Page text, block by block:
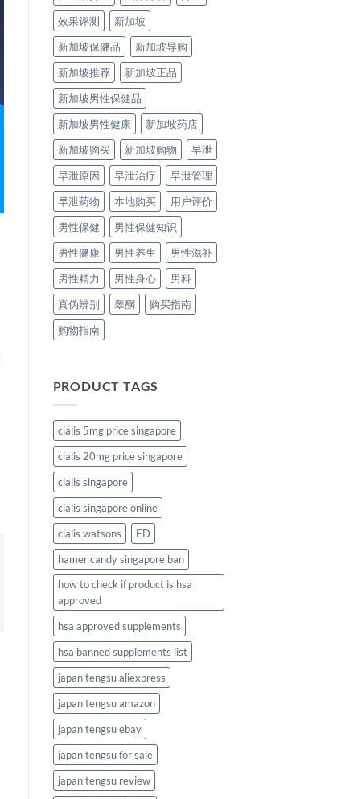
效果评测
新加坡
新加坡保健品
新加坡导购
新加坡推荐
新加坡正品
新加坡男性保健品
新加坡男性健康
新加坡药店
新加坡购买
新加坡购物
早泄
早泄原因
早泄治疗
早泄管理
早泄药物
本地购买
用户评价
男性保健
男性保健知识
男性健康
男性养生
男性滋补
男性精力
男性身心
男科
真伪辨别
睾酮
购买指南
购物指南
PRODUCT TAGS
cialis 5mg price singapore
cialis 20mg price singapore
cialis singapore
cialis singapore online
cialis watsons
ED
hamer candy singapore ban
how to check if product is hsa
approved
hsa approved supplements
hsa banned supplements list
japan tengsu aliexpress
japan tengsu amazon
japan tengsu ebay
japan tengsu for sale
japan tengsu review